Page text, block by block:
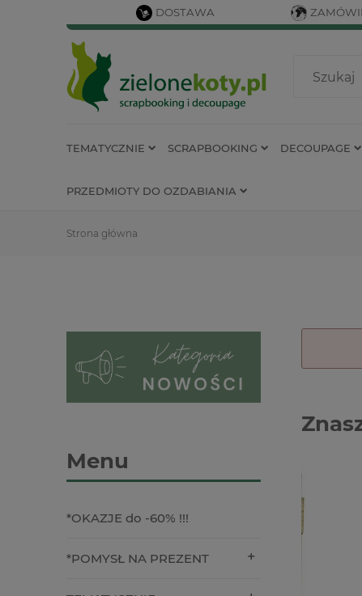
DOSTAWA
TEMATYCZNIE SCRAPBOOKING DECOUPAGE
PRZEDMIOTY DO OZDABIANIA
Strona główna
Menu
*OKAZJE do -60% !!!
*POMYSŁ NA PREZENT